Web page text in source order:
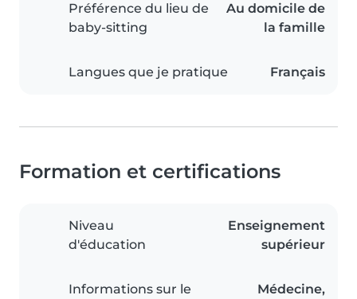
Préférence du lieu de
baby-sitting
Au domicile de
la famille
Langues que je pratique Français
Formation et certifications
Niveau
d'éducation
Enseignement
supérieur
Informations sur le
Médecine,